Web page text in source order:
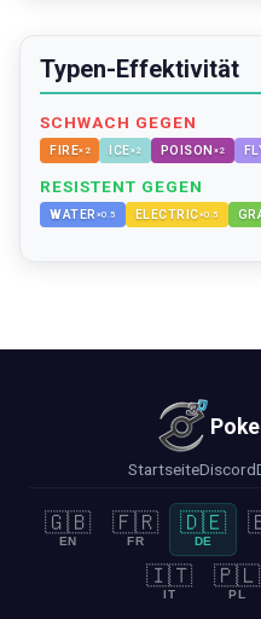
Typen-Effektivität
SCHWACH GEGEN
FIRE× 2 ICE×2 POISON ×2
RESISTENT GEGEN
WATER ×0.5 ELECTRIC×0.5
StartseiteDiscord
🇬🇧
EN
🇫🇷
FR
🇩🇪
DE
🇮🇹
IT
🇵🇱
PL